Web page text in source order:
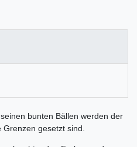
bunten Bällen werden der
gesetzt sind.